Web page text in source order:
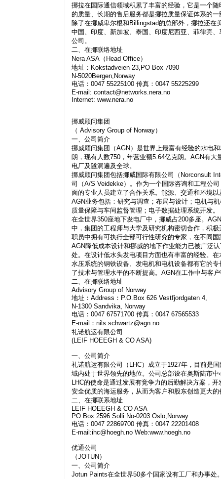
挪拉在国际通信领域积累了丰富的经验，它是一个
的质量、长期的售后服务都是挪拉质量保证体系的一
除了在挪威卑尔根和Billingstad的总部外，挪拉还
中国、印度、新加坡、泰国、印度尼西亚、菲律宾
公司。
二、在挪联络地址
Nera ASA（Head Office）
地址：Kokstadveien 23,PO Box 7090
N-5020Bergen,Norway
电话：0047 55225100 传真：0047 55225299
E-mail: contact@networks.nera.no
Internet: www.nera.no
挪威顾问集团
（ Advisory Group of Norway）
一、公司简介
挪威顾问集团（AGN）是世界上最富有经验的水电
朗，现有人数750，年营业额5.64亿克朗。AGN有
电厂及隧洞遍及全球。
挪威顾问集团包括挪威国际有限公司（Norconsult
司（A/S Veidekke）。作为一个国际咨询和工程公
面的专业人员建立了合作关系。能源、交通和环境
AGN业务包括：研究与调查；布局与设计；电机与
质量保障与车间监督管理；电子数据处理系统开发。
在全世界350座地下发电厂中，挪威占200多座。
中，集团的工程师与大学及研究机构密切合作，积
职员中拥有可执行全部可行性研究的专家，在不同
AGN降低成本设计和挪威的地下作业能力已被广泛
处。在设计低水头发电项目方面也有丰富的经验。
水压系统的钢铁设备、发电机和电机设备都有它的
了技术与管理水平的不断提高。AGN在工作中与客
二、在挪联络地址
Advisory Group of Norway
地址：Address：P.O.Box 626 Vestfjordgaten 4,
N-1300 Sandvika, Norway
电话：0047 67571700 传真：0047 67565533
E-mail： nils.schwartz@agn.no
礼诺航运有限公司
(LEIF HOEEGH & CO ASA)
一、公司简介
礼诺航运有限公司（LHC）成立于1927年，目前是
域内处于世界领先的地位。公司总部设在奥斯陆市
LHC的使命是通过发展有竞争力的后勤解决方案，
安全优质的海运服务，从而为客户和股东创造更大的
二、在挪联系地址
LEIF HOEEGH & CO ASA
PO Box 2596 Solli No-0203 Oslo,Norway
电话：0047 22869700 传真：0047 22201408
E-mail:ihc@hoegh.no Web:www.hoegh.no
优通公司
（JOTUN）
一、公司简介
Jotun Paints在全世界50多个国家设有工厂和办事